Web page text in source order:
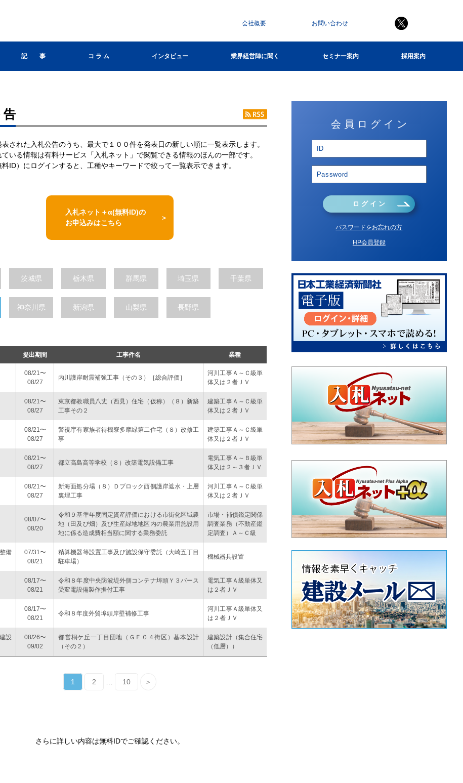
会社概要 お問い合わせ
記 事 コ ラ ム インタビュー 業界経営陣に聞く セミナー案内 採用案内
された入札公告のうち、最大で１００件を発表日の新しい順に一覧表示します。
いる情報は有料サービス「入札ネット」で閲覧できる情報のほんの一部です。
料ID）にログインすると、工種やキーワードで絞って一覧表示できます。
入札ネット＋α(無料ID)の
お申込みはこちら
茨城県 栃木県 群馬県 埼玉県 千葉県
神奈川県 新潟県 山梨県 長野県
提出期間 工事件名 業種
08/21〜
08/27
内川護岸耐震補強工事（その３）［総合評価］
河川工事Ａ～Ｃ級単
体又は２者ＪＶ
08/21〜
08/27
東京都教職員八丈（西見）住宅（仮称）（８）新築
工事その２
建築工事Ａ～Ｃ級単
体又は２者ＪＶ
08/21〜
08/27
警視庁有家族者待機寮多摩緑第二住宅（８）改修工
事
建築工事Ａ～Ｃ級単
体又は２者ＪＶ
08/21〜
08/27
都立高島高等学校（８）改築電気設備工事
電気工事Ａ～Ｂ級単
体又は２～３者ＪＶ
08/21〜
08/27
新海面処分場（８）Ｄブロック西側護岸遮水・上層
裏埋工事
河川工事Ａ～Ｃ級単
体又は２者ＪＶ
08/07〜
08/20
令和９基準年度固定資産評価における市街化区域農
地（田及び畑）及び生産緑地地区内の農業用施設用
地に係る造成費相当額に関する業務委託
市場・補償鑑定関係
調査業務（不動産鑑
定調査）Ａ～Ｃ級
備
07/31〜
08/21
精算機器等設置工事及び施設保守委託（大崎五丁目
駐車場）
機械器具設置
08/17〜
08/21
令和８年度中央防波堤外側コンテナ埠頭Ｙ３バース
受変電設備製作据付工事
電気工事Ａ級単体又
は２者ＪＶ
08/17〜
08/21
令和８年度外貿埠頭岸壁補修工事
河川工事Ａ級単体又
は２者ＪＶ
設
08/26〜
09/02
都営桐ケ丘一丁目団地（ＧＥ０４街区）基本設計
（その２）
建築設計（集合住宅
（低層））
1 2 10 ＞
さらに詳しい内容は無料IDでご確認ください。
会 員 ロ グ イ ン
ロ グ イ ン
パスワードをお忘れの方
HP会員登録